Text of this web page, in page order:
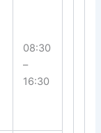
08:30
–
16:30